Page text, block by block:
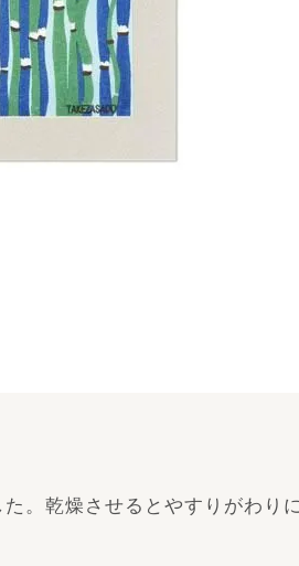
。乾燥させるとやすりがわり